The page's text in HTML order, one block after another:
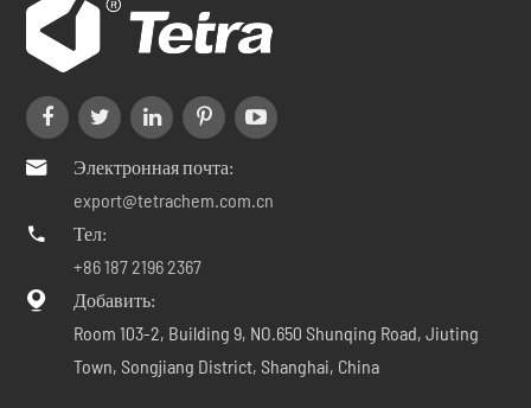

Электронная почта:
export@tetrachem.com.cn

Тел:
+86 187 2196 2367

Добавить:
Room 103-2, Building 9, NO.650 Shunqing Road, Jiuting
Town, Songjiang District, Shanghai, China